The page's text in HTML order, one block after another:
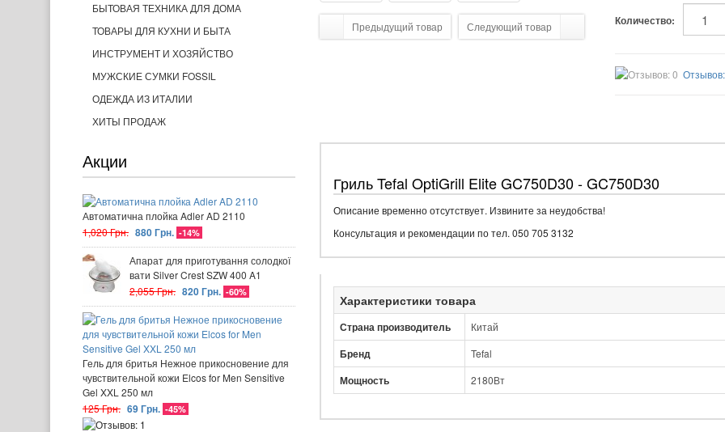
БЫТОВАЯ ТЕХНИКА ДЛЯ ДОМА
ТОВАРЫ ДЛЯ КУХНИ И БЫТА
ИНСТРУМЕНТ И ХОЗЯЙСТВО
МУЖСКИЕ СУМКИ FOSSIL
ОДЕЖДА ИЗ ИТАЛИИ
ХИТЫ ПРОДАЖ
Акции
Автоматична плойка Adler AD 2110
1,020 Грн. 880 Грн. -14%
Апарат для приготування солодкої
вати Silver Crest SZW 400 A1
2,055 Грн. 820 Грн. -60%
Гель для бритья Нежное прикосновение для
чувствительной кожи Elcos for Men Sensitive
Gel XXL 250 мл
125 Грн. 69 Грн. -45%
Предыдущий товар Следующий товар Количество:
Гриль Tefal OptiGrill Elite GC750D30 - GC750D30
Описание временно отсутствует. Извините за неудобства!
Консультация и рекомендации по тел. 050 705 3132
Характеристики товара
Страна производитель Китай
Бренд Tefal
Мощность 2180Вт